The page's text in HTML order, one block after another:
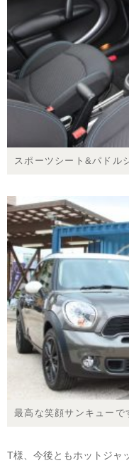
スポーツシート&パドル
最高な笑顔サンキューで
T様、今後ともホットジャ